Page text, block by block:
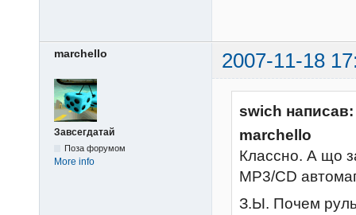
marchello 2007-11-18
Завсегдатай
Поза форумом
More info
swich написав:
marchello
Классно. А що
MP3/CD
З.Ы. Почем